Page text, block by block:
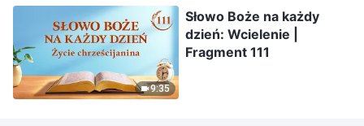
9:35
Słowo Boże na każdy
dzień: Wcielenie |
Fragment 111